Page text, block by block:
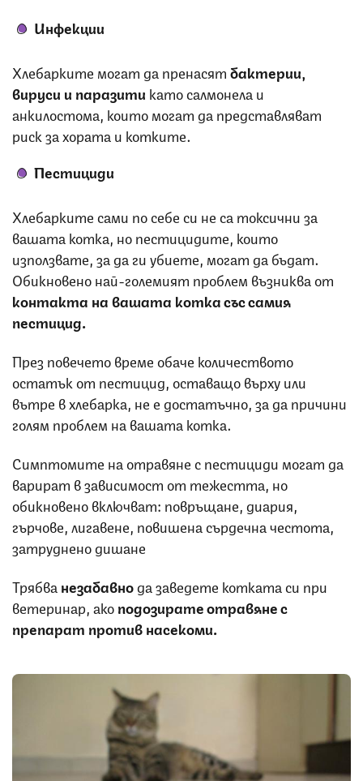
Инфекции
Хлебарките могат да пренасятбактерии,
вируси и паразити като салмонела и
анкилостома, които могат да представляват
риск за хората и котките.
Пестициди
Хлебарките сами по себе си не са токсични за
вашата котка, но пестицидите, които
използвате, за да ги убиете, могат да бъдат.
Обикновено най-големият проблем възниква от
контакта на вашата котка със самия
пестицид.
През повечето време обаче количеството
остатък от пестицид, оставащо върху или
вътре в хлебарка, не е достатъчно, за да причини
голям проблем на вашата котка.
Симптомите на отравяне с пестициди могат да
варират в зависимост от тежестта, но
обикновено включват: повръщане, диария,
гърчове, лигавене, повишена сърдечна честота,
затруднено дишане
Трябва незабавнода заведете котката си при
ветеринар, акоподозирате отравяне с
препарат против насекоми.